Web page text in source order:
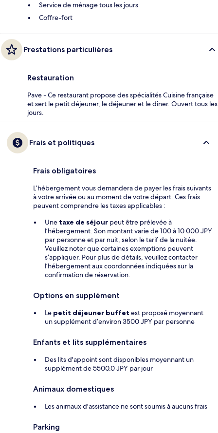
Service de ménage tous les jours
Coffre-fort
Prestations particulières
Restauration
Pave - Ce restaurant propose des spécialités Cuisine française
et sert le petit déjeuner, le déjeuner et le dîner. Ouvert tous les
jours.
Frais et politiques
Frais obligatoires
L’hébergement vous demandera de payer les frais suivants
à votre arrivée ou au moment de votre départ. Ces frais
peuvent comprendre les taxes applicables :
Une taxe de séjour peut être prélevée à
l’hébergement. Son montant varie de 100 à 10 000 JPY
par personne et par nuit, selon le tarif de la nuitée.
Veuillez noter que certaines exemptions peuvent
s’appliquer. Pour plus de détails, veuillez contacter
l’hébergement aux coordonnées indiquées sur la
confirmation de réservation.
Options en supplément
Le petit déjeuner buffet est proposé moyennant
un supplément d’environ 3500 JPY par personne
Enfants et lits supplémentaires
Des lits d'appoint sont disponibles moyennant un
supplément de 5500.0 JPY par jour
Animaux domestiques
Les animaux d'assistance ne sont soumis à aucuns frais
Parking